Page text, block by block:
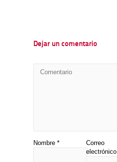
Dejar un comentario
Nombre *
Correo
electrónico